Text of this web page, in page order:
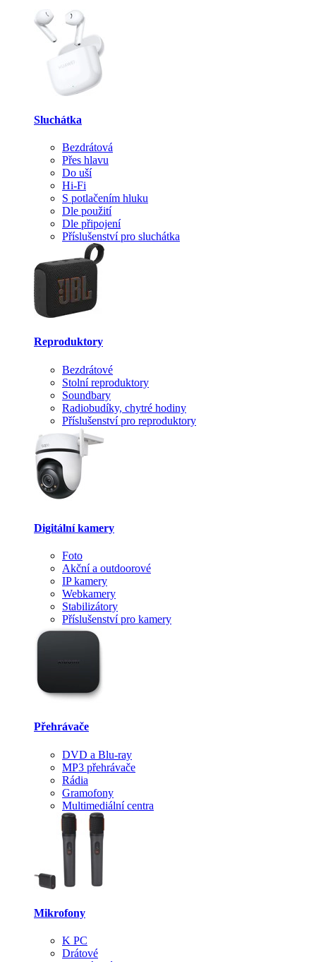
Sluchátka
Bezdrátová
Přes hlavu
Do uší
Hi-Fi
S potlačením hluku
Dle použití
Dle připojení
Příslušenství pro sluchátka
Reproduktory
Bezdrátové
Stolní reproduktory
Soundbary
Radiobudíky, chytré hodiny
Příslušenství pro reproduktory
Digitální kamery
Foto
Akční a outdoorové
IP kamery
Webkamery
Stabilizátory
Příslušenství pro kamery
Přehrávače
DVD a Blu-ray
MP3 přehrávače
Rádia
Gramofony
Multimediální centra
Mikrofony
K PC
Drátové